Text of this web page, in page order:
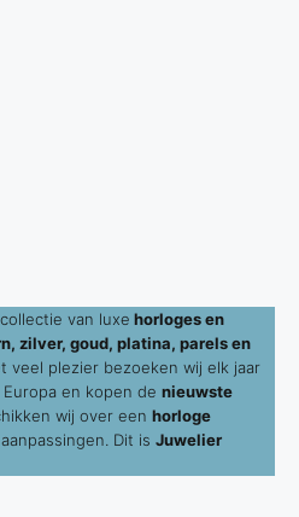
van luxe horloges en
zilver, goud, platina, parels en
veel plezier bezoeken wij elk jaar
en kopen de nieuwste
wij over een horloge
Dit is Juwelier